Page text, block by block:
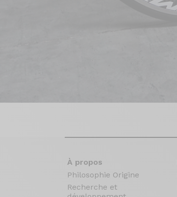
À propos
Philosophie Origine
Recherche et